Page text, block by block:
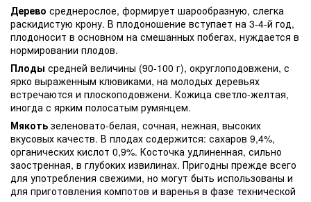
Дерево среднерослое, формирует шарообразную, слегка
раскидистую крону. В плодоношение вступает на 3-4-й год,
плодоносит в основном на смешанных побегах, нуждается в
нормировании плодов.
Плоды средней величины (90-100 г), округлоподовжени, с
ярко выраженным клювиками, на молодых деревьях
встречаются и плоскоподовжени. Кожица светло-желтая,
иногда с ярким полосатым румянцем.
Мякоть зеленовато-белая, сочная, нежная, высоких
вкусовых качеств. В плодах содержится: сахаров 9,4%,
органических кислот 0,9%. Косточка удлиненная, сильно
заостренная, в глубоких извилинах. Пригодны прежде всего
для употребления свежими, но могут быть использованы и
для приготовления компотов и варенья в фазе технической